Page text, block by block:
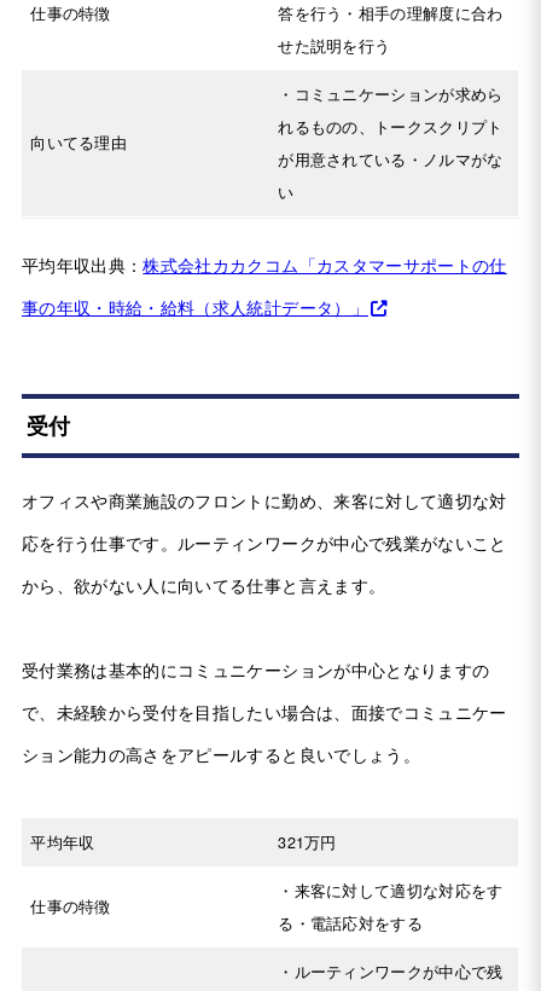
仕事の特徴
答を行う・相手の理解度に合わ
せた説明を行う
向いてる理由
・コミュニケーションが求めら
れるものの、トークスクリプト
が用意されている・ノルマがな
い
平均年収出典：株式会社カカクコム「カスタマーサポートの仕
事の年収・時給・給料（求人統計データ）」
受付
オフィスや商業施設のフロントに勤め、来客に対して適切な対
応を行う仕事です。ルーティンワークが中心で残業がないこと
から、欲がない人に向いてる仕事と言えます。
受付業務は基本的にコミュニケーションが中心となりますの
で、未経験から受付を目指したい場合は、面接でコミュニケー
ション能力の高さをアピールすると良いでしょう。
平均年収 321万円
仕事の特徴
・来客に対して適切な対応をす
る・電話応対をする
・ルーティンワークが中心で残